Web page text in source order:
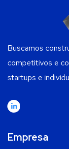
Buscamos
competitivos e
startups e
Empresa